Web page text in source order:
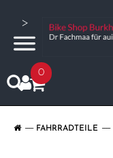
>
0
FAHRRADTEILE